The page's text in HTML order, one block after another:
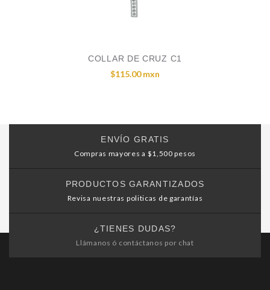
COLLAR DE CRUZ C1
$115.00 mxn
ENVÍO GRATIS
Compras mayores a $1,500 pesos
PRODUCTOS GARANTIZADOS
Revisa nuestras politicas de garantías
¿TIENES DUDAS?
Llámanos ó contáctanos por chat